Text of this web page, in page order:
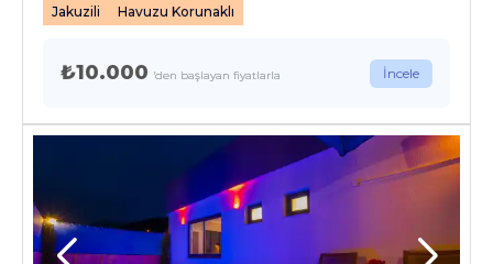
Jakuzili Havuzu Korunaklı
₺10.000 'den başlayan fiyatlarla İncele